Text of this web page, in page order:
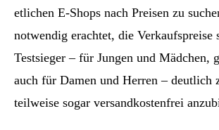
etlichen E-Shops nach Preisen zu
notwendig erachtet, die Verkaufspreise
Testsieger – für Jungen und Mädchen,
auch für Damen und Herren – deutlich
teilweise sogar versandkostenfrei